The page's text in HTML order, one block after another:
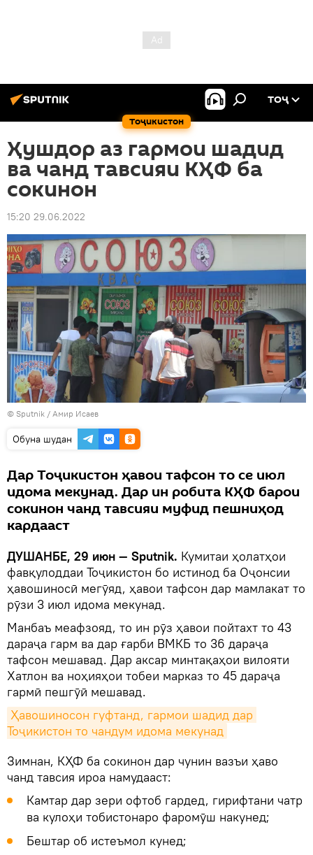
Тоҷикистон
ТОҶ
Ҳушдор аз гармои шадид
ва чанд тавсияи КҲФ ба
сокинон
15:20 29.06.2022
© Sputnik / Амир Исаев
Обуна шудан
Дар Тоҷикистон ҳавои тафсон то се июл
идома мекунад. Дар ин робита КҲФ барои
сокинон чанд тавсияи муфид пешниҳод
кардааст
ДУШАНБЕ, 29 июн — Sputnik. Кумитаи ҳолатҳои
фавқулоддаи Тоҷикистон бо истинод ба Оҷонсии
ҳавошиносӣ мегӯяд, ҳавои тафсон дар мамлакат то
рӯзи 3 июл идома мекунад.
Манбаъ меафзояд, то ин рӯз ҳавои пойтахт то 43
дараҷа гарм ва дар ғарби ВМКБ то 36 дараҷа
тафсон мешавад. Дар аксар минтақаҳои вилояти
Хатлон ва ноҳияҳои тобеи марказ то 45 дараҷа
гармӣ пешгӯӣ мешавад.
Ҳавошиносон гуфтанд, гармои шадид дар
Тоҷикистон то чандум идома мекунад
Зимнан, КҲФ ба сокинон дар чунин вазъи ҳаво
чанд тавсия ироа намудааст:
Камтар дар зери офтоб гардед, гирифтани чатр
ва кулоҳи тобистонаро фаромӯш накунед;
Бештар об истеъмол кунед;